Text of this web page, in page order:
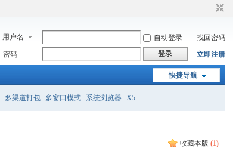
用户名 自动登录
找回密码
密码
登录 立即注册
快捷导航
多渠道打包 多窗口模式 系统浏览器 X5
收藏本版 (1)